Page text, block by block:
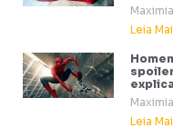
Leia
Leia